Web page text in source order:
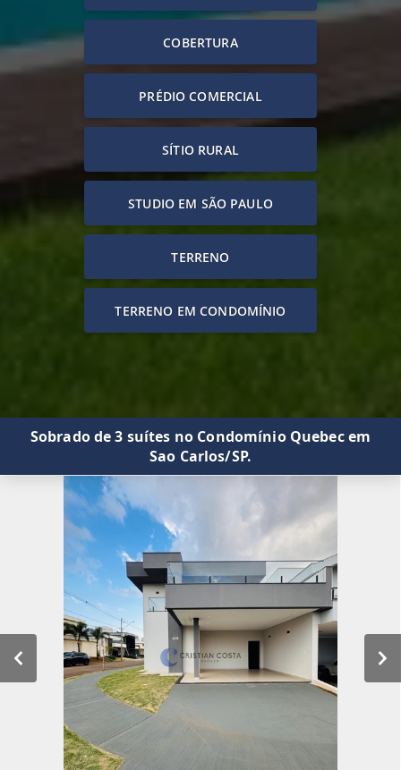
COBERTURA
PRÉDIO COMERCIAL
SÍTIO RURAL
STUDIO EM SÃO PAULO
TERRENO
TERRENO EM CONDOMÍNIO
Sobrado de 3 suítes no Condomínio Quebec em
Sao Carlos/SP.